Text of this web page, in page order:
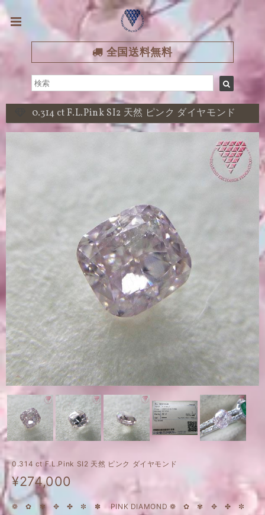
全国送料無料
0.314 ct F.L.Pink SI2 天然 ピンク ダイヤモンド
0.314 ct F.L.Pink SI2 天然 ピンク ダイヤモンド
¥274,000
❁ ✿ ✾ ✥ ✤ ✼ ✽ PINK DIAMOND ❁ ✿ ✾ ✥ ✤ ✼